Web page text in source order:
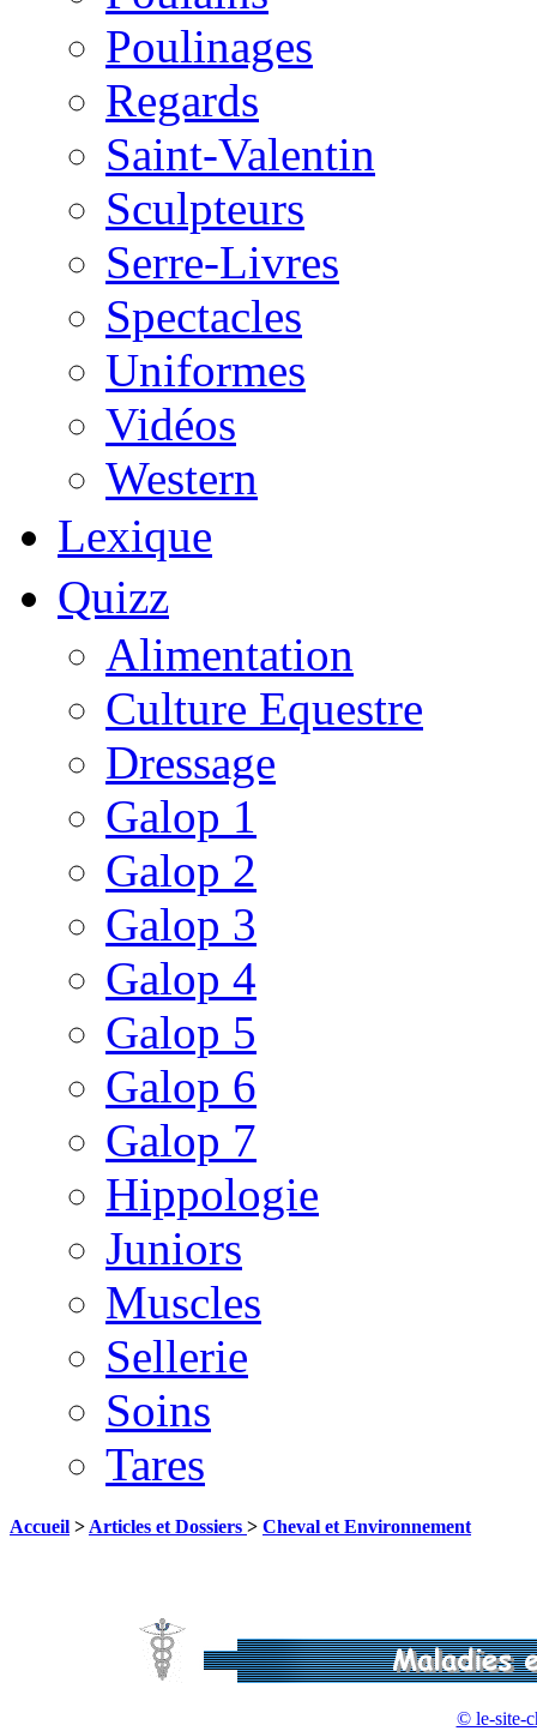
Poulinages
Regards
Saint-Valentin
Sculpteurs
Serre-Livres
Spectacles
Uniformes
Vidéos
Western
Lexique
Quizz
Alimentation
Culture Equestre
Dressage
Galop 1
Galop 2
Galop 3
Galop 4
Galop 5
Galop 6
Galop 7
Hippologie
Juniors
Muscles
Sellerie
Soins
Tares
Accueil > Articles et Dossiers > Cheval et Environnement
© le-site-